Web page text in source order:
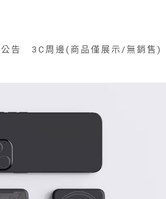
公告 3C周邊(商品僅展示/無銷售)